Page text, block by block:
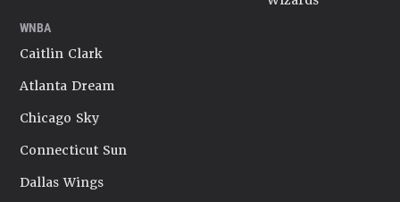
WNBA
Caitlin Clark
Atlanta Dream
Chicago Sky
Connecticut Sun
Dallas Wings